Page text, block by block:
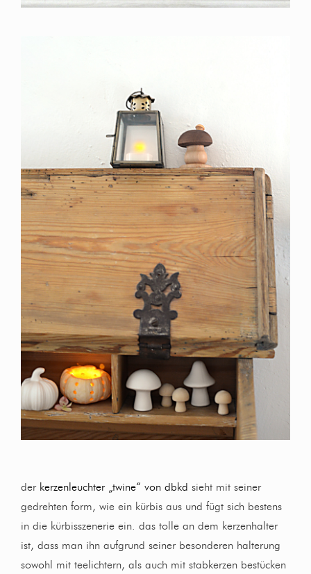
der kerzenleuchter „twine“ von dbkd sieht mit seiner
gedrehten form, wie ein kürbis aus und fügt sich bestens
in die kürbisszenerie ein. das tolle an dem kerzenhalter
ist, dass man ihn aufgrund seiner besonderen halterung
sowohl mit teelichtern, als auch mit stabkerzen bestücken